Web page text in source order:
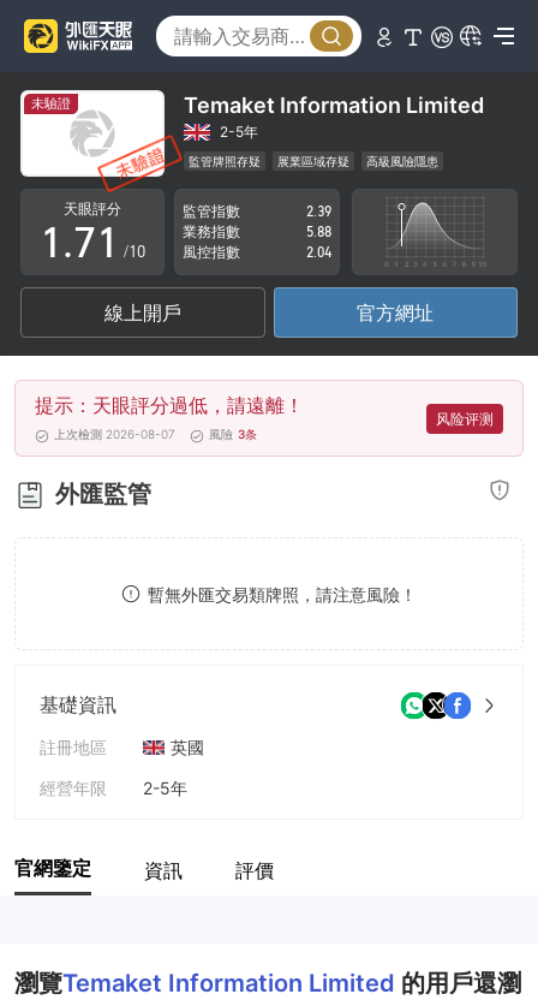
未驗證 Temaket Information Limited
2-5年
監管牌照存疑 展業區域存疑 高級風險隱患
天眼評分
0
1
2
3
4
5
6
7
.
3
4
5
6
7
8
9
0
1
2
3
4
5
6
7
/10
監管指數
2.39
業務指數
5.88
風控指數
2.04
線上開戶 官方網址
提示：天眼評分過低，請遠離！
上次檢測 2026-08-07 風險 3条
风险评测
外匯監管
暫無外匯交易類牌照，請注意風險！
基礎資訊
註冊地區
英國
經營年限
2-5年
官網鑒定 資訊 評價
瀏覽Temaket Information Limited 的用戶還瀏